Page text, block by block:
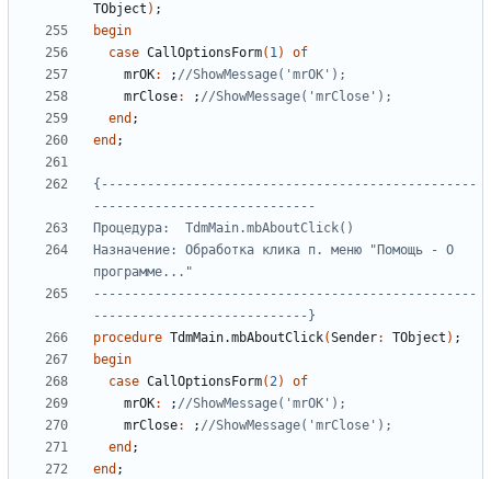
TObject ) ;
begin
case CallOptionsForm( 1)
of
mrOK: ; //ShowMessage('mrOK');
mrClose: ; //ShowMessage('mrClose');
end ;
end ;
{-------------------------------------------------
Назначение: Обработка клика п. меню "Помощь - О
--------------------------------------------------
----------------------------}
procedure TdmMain.mbAboutClick(Sender: TObject ) ;
begin
case CallOptionsForm(2)
of
mrOK: ; //ShowMessage('mrOK');
mrClose: ; //ShowMessage('mrClose');
end ;
end ;